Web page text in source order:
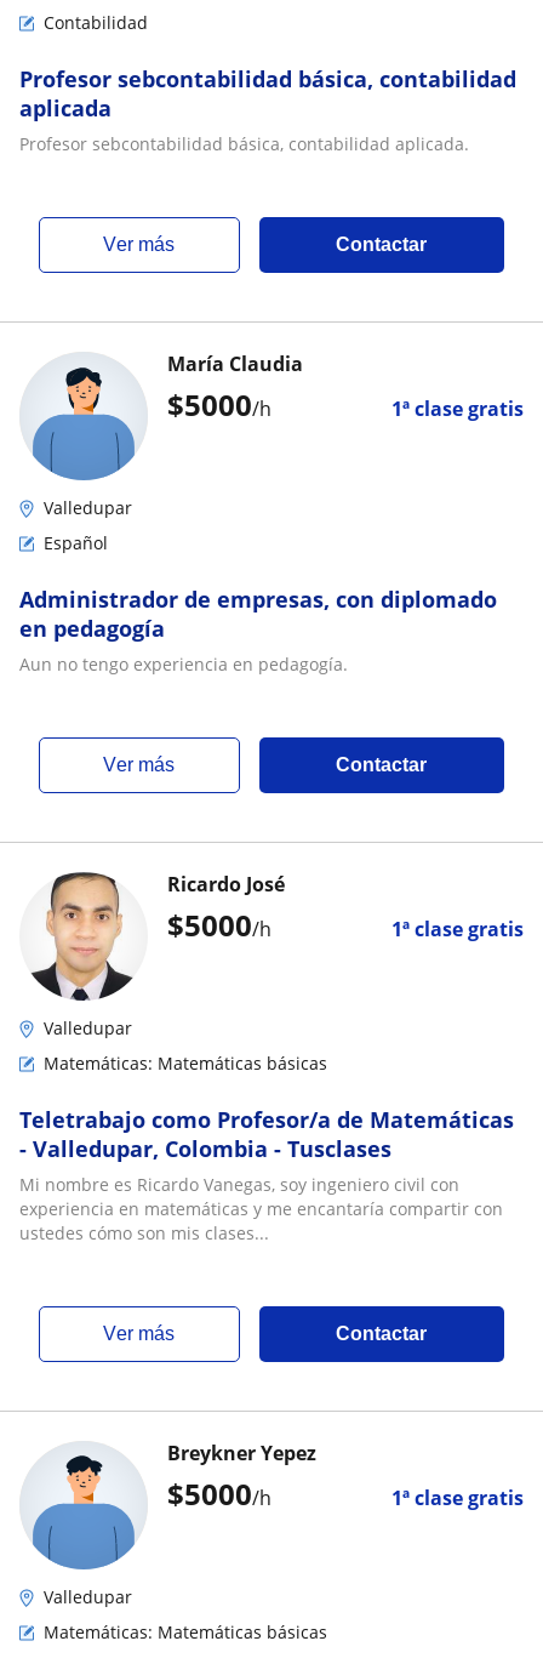
Contabilidad
Profesor sebcontabilidad básica, contabilidad
aplicada
Profesor sebcontabilidad básica, contabilidad aplicada.
ver más Contactar
$5000/h 1ª clase gratis
María Claudia
Valledupar
Español
Administrador de empresas, con diplomado
en pedagogía
Aun no tengo experiencia en pedagogía.
ver más Contactar
$5000/h 1ª clase gratis
Ricardo José
Valledupar
Matemáticas: Matemáticas básicas
Teletrabajo como Profesor/a de Matemáticas
- Valledupar, Colombia - Tusclases
Mi nombre es Ricardo Vanegas, soy ingeniero civil con
experiencia en matemáticas y me encantaría compartir con
ustedes cómo son mis clases...
ver más Contactar
$5000/h 1ª clase gratis
Breykner Yepez
Valledupar
Matemáticas: Matemáticas básicas